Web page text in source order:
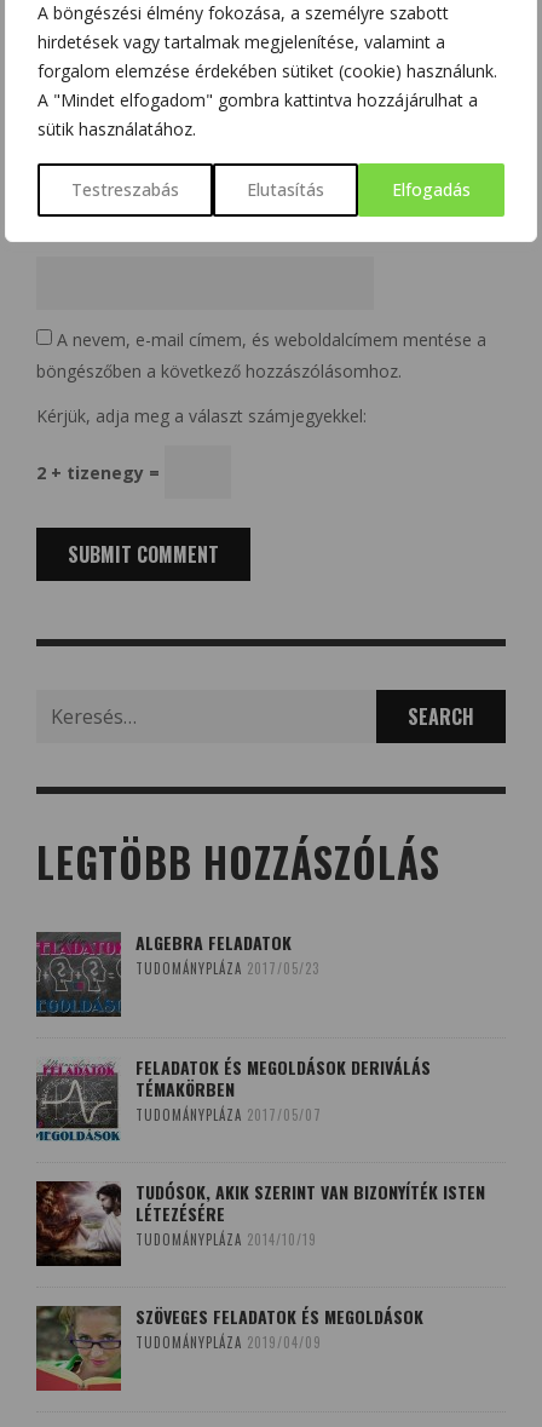
A böngészési élmény fokozása, a személyre szabott
hirdetések vagy tartalmak megjelenítése, valamint a
forgalom elemzése érdekében sütiket (cookie) használunk.
A "Mindet elfogadom" gombra kattintva hozzájárulhat a
sütik használatához.
Testreszabás Elutasítás Elfogadás
Name*
Email *
A nevem, e-mail címem, és weboldalcímem mentése a
böngészőben a következő hozzászólásomhoz.
Kérjük, adja meg a választ számjegyekkel:
2 + tizenegy =
LEGTÖBB HOZZÁSZÓLÁS
ALGEBRA FELADATOK
TUDOMÁNYPLÁZA 2017/05/23
FELADATOK ÉS MEGOLDÁSOK DERIVÁLÁS
TÉMAKÖRBEN
TUDOMÁNYPLÁZA 2017/05/07
TUDÓSOK, AKIK SZERINT VAN BIZONYÍTÉK ISTEN
LÉTEZÉSÉRE
TUDOMÁNYPLÁZA 2014/10/19
SZÖVEGES FELADATOK ÉS MEGOLDÁSOK
TUDOMÁNYPLÁZA 2019/04/09